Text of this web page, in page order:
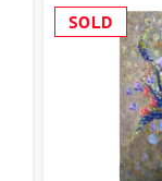
SOLD